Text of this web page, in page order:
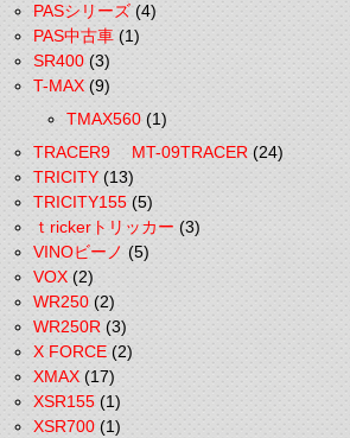
PASシリーズ(4)
PAS中古車(1)
SR400(3)
T-MAX(9)
TMAX560(1)
TRACER9 MT-09TRACER(24)
TRICITY(13)
TRICITY155(5)
ｔrickerトリッカー(3)
VINOビーノ(5)
VOX(2)
WR250(2)
WR250R(3)
X FORCE(2)
XMAX(17)
XSR155(1)
XSR700(1)